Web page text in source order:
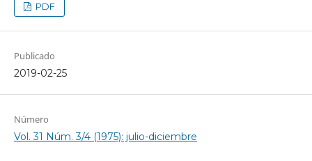
PDF
Publicado
2019-02-25
Número
Vol. 31 Núm. 3/4 (1975): julio-diciembre